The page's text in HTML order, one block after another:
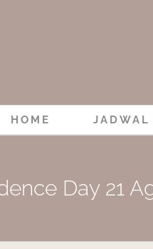
HOME JADWAL
Day 21